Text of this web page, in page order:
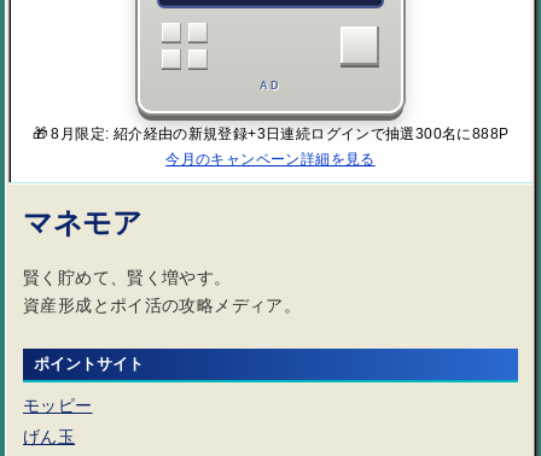
AD
🎁 8月限定: 紹介経由の新規登録+3日連続ログインで抽選300名に888P
今月のキャンペーン詳細を見る
マネモア
賢く貯めて、賢く増やす。
資産形成とポイ活の攻略メディア。
ポイントサイト
モッピー
げん玉